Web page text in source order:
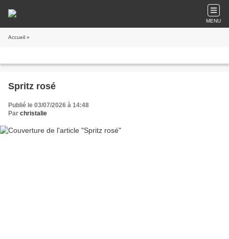
MENU
Accueil »
Spritz rosé
Publié le 03/07/2026 à 14:48
Par christalie